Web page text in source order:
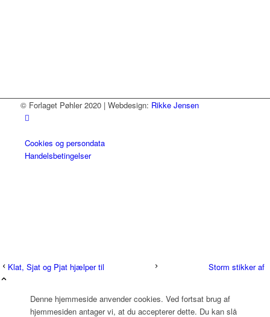
© Forlaget Pøhler 2020 | Webdesign: Rikke Jensen
Cookies og persondata
Handelsbetingelser
Klat, Sjat og Pjat hjælper til Storm stikker af
Denne hjemmeside anvender cookies. Ved fortsat brug af
hjemmesiden antager vi, at du accepterer dette. Du kan slå